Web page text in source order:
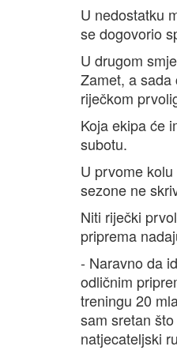
U nedostatku
se dogovorio
U drugom
Zamet, a sada
riječkom
Koja ekipa će
subotu.
U prvome
sezone ne
Niti riječki
priprema
- Naravno da
odličnim
treningu 20
sam sretan
natjecateljski